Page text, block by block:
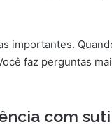
importantes.
faz perguntas
com